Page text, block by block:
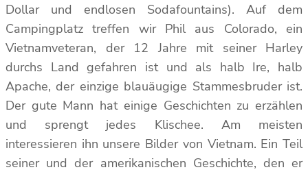
Dollar und endlosen Sodafountains). Auf dem
Campingplatz treffen wir Phil aus Colorado, ein
Vietnamveteran, der 12 Jahre mit seiner Harley
durchs Land gefahren ist und als halb Ire, halb
Apache, der einzige blauäugige Stammesbruder ist.
Der gute Mann hat einige Geschichten zu erzählen
und sprengt jedes Klischee. Am meisten
interessieren ihn unsere Bilder von Vietnam. Ein Teil
seiner und der amerikanischen Geschichte, den er